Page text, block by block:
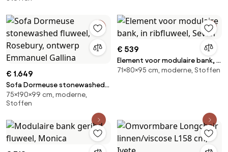
€ 1.649
Sofa Dormeuse stonewashed
fluweel, Rosebury, ontwerp
Emmanuel Gallina
75×190×99 cm, moderne,
Stoffen
€ 539
Element voor modulaire bank, in
ribfluweel, Seven
71×80×95 cm, moderne, Stoffen